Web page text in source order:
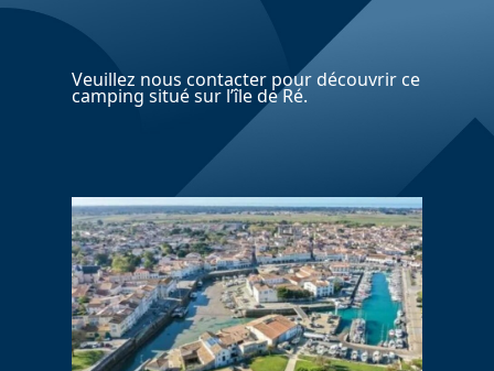
Veuillez nous contacter pour découvrir ce
camping situé sur l’île de Ré.